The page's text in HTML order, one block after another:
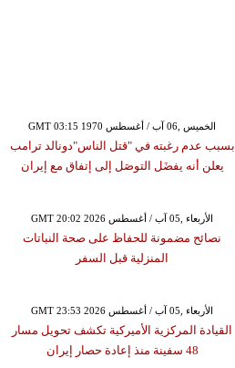
GMT 03:15 1970 الخميس ,06 آب / أغسطس
بسبب عدم رغبته في "قتل الناس"دونالد ترامب
يعلن أنه يفضَل التوصَل إلى إتفاق مع إيران
GMT 20:02 2026 الأربعاء ,05 آب / أغسطس
نصائح مضمونة للحفاظ على صحة النباتات
المنزلية قبل السفر
GMT 23:53 2026 الأربعاء ,05 آب / أغسطس
القيادة المركزية الأميركية تكشف تحويل مسار
48 سفينة منذ إعادة حصار إيران